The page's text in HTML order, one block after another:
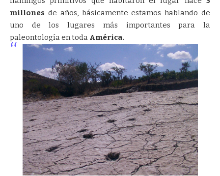
millones de años, básicamente estamos hablando de
uno de los lugares más importantes para la
paleontología en toda América.